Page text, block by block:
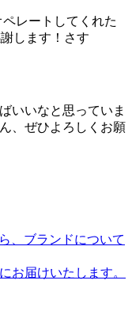
レートしてくれた
します！さす
いいなと思っていま
、ぜひよろしくお願
、ブランドについて
お届けいたします。